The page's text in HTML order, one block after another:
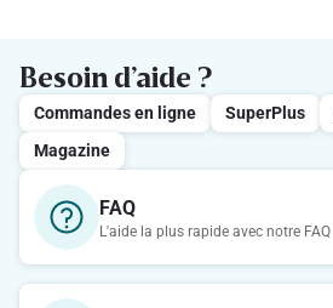
Besoin d’aide ?
Commandes en ligne SuperPlus
Magazine
FAQ
L'aide la plus rapide avec notre FAQ